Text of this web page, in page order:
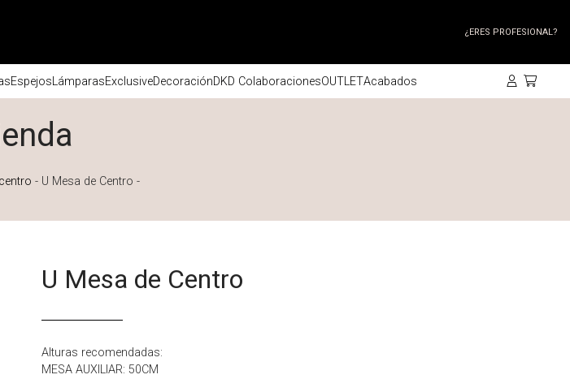
¿ERES PROFESIONAL?
EspejosLámparasExclusiveDecoraciónDKD ColaboracionesOUTLETAcabados
- U Mesa de Centro -
U Mesa de Centro
Alturas recomendadas:
MESA AUXILIAR: 50CM